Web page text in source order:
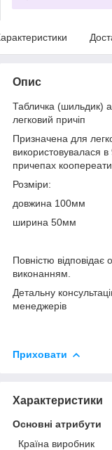
Опис
Табличка (шильдик)
легковий причіп
Призначена для
використовувалася
причепах
Розміри:
довжина 100мм
ширина 50мм
Повністю відповідає
виконанням.
Детальну
менеджерів
Приховати
Характеристики
Основні атрибути
Країна виробник